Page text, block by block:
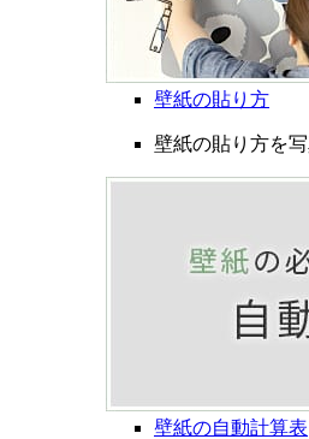
壁紙の貼り方
壁紙の貼り方を
壁紙の自動計算表